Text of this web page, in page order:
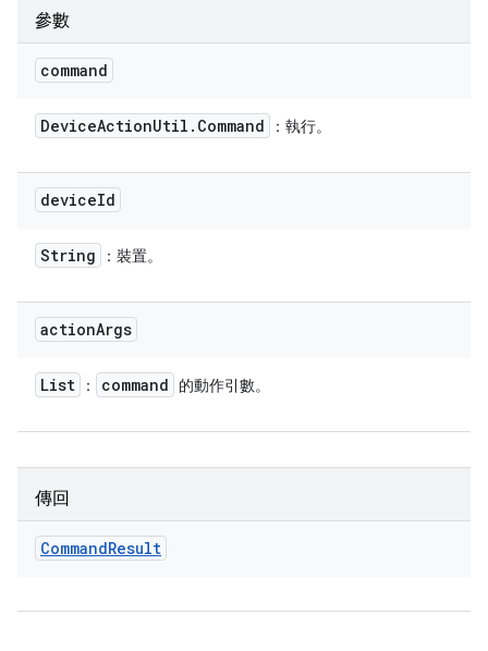
參數
command
DeviceActionUtil . Command ：執行。
deviceId
String ：裝置。
actionArgs
List ： command 的動作引數。
傳回
CommandResult